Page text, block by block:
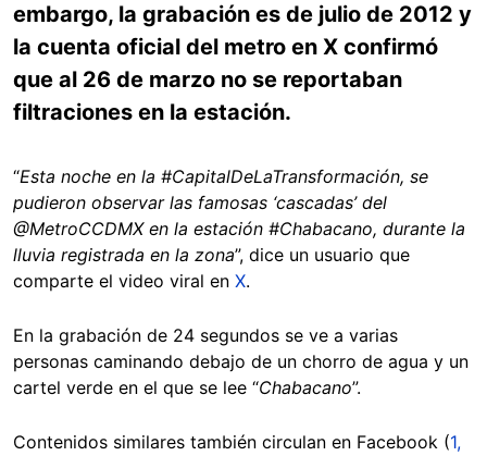
embargo, la grabación es de julio de 2012 y
la cuenta oficial del metro en X confirmó
que al 26 de marzo no se reportaban
filtraciones en la estación.
“Esta noche en la #CapitalDeLaTransformación, se
pudieron observar las famosas ‘cascadas’ del
@MetroCCDMX en la estación #Chabacano, durante la
lluvia registrada en la zona”, dice un usuario que
comparte el video viral en X.
En la grabación de 24 segundos se ve a varias
personas caminando debajo de un chorro de agua y un
cartel verde en el que se lee “Chabacano”.
Contenidos similares también circulan en Facebook (1,